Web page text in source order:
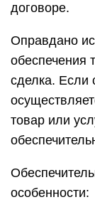
договоре.
Оправдано
обеспечения
сделка. Если
товар или
особенности: